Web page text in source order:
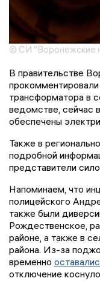
© СИ "Воронежские
В правительстве
трансформатора в
ведомстве, сейчас
обеспечены
Также в
подробной
представители
Напоминаем, что
полицейского
также были
Рождественское,
районе, а также в
района. Из-за
временно
отключение